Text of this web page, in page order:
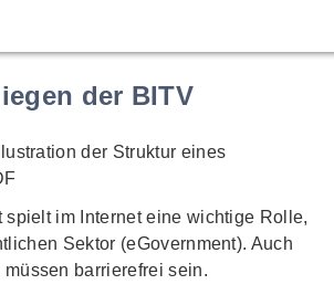
der BITV
spielt im Internet eine wichtige Rolle,
Sektor (eGovernment). Auch
barrierefrei sein.